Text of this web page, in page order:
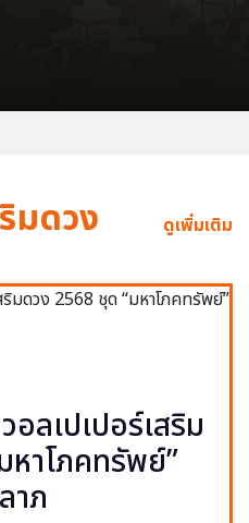
มดวง ดูเพิ่มเติม
ลเปเปอร์เสริม
หาโภคทรัพย์”
าภ